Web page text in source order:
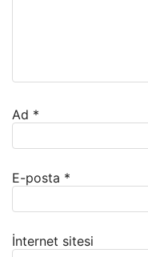
Ad *
E-posta *
İnternet sitesi